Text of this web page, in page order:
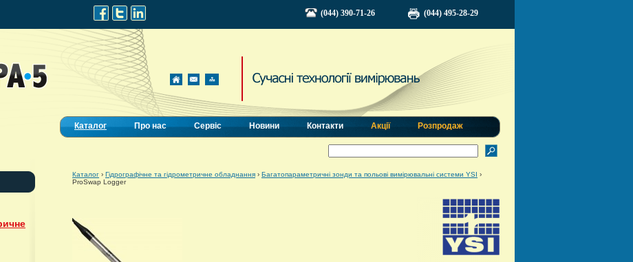
(044) 390-71-26 (044) 495-28-29
Каталог Про нас Сервіс Новини Контакти Акції Розпродаж
Каталог › Гідрографічне та гідрометричне обладнання › Багатопараметричні зонди та польові вимірювальні системи YSI ›
ProSwap Logger